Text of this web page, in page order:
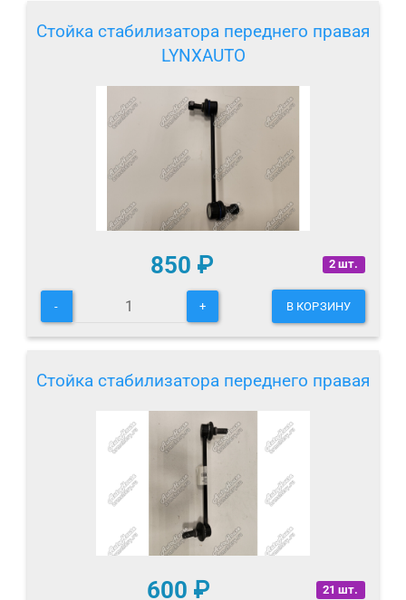
Стойка стабилизатора переднего правая
LYNXAUTO
2 шт.
850 ₽
- + В КОРЗИНУ
Стойка стабилизатора переднего правая
21 шт.
600 ₽